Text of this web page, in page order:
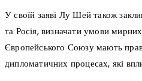
У своїй заяві Лу Шей також
та Росія, визначати умови
Європейського Союзу мають
дипломатичних процесах, які